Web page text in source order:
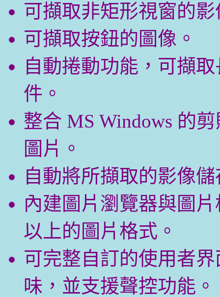
可擷取非矩形視窗的影
可擷取按鈕的圖像。
自動捲動功能，可擷
件。
整合 MS Windows 的
圖片。
自動將所擷取的影像
內建圖片瀏覽器與圖
以上的圖片格式。
可完整自訂的使用者
味，並支援聲控功能。